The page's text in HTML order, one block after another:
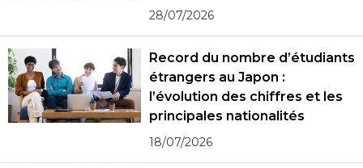
spécialisées
28/07/2026
Record du nombre d’étudiants
étrangers au Japon :
l’évolution des chiffres et les
principales nationalités
18/07/2026